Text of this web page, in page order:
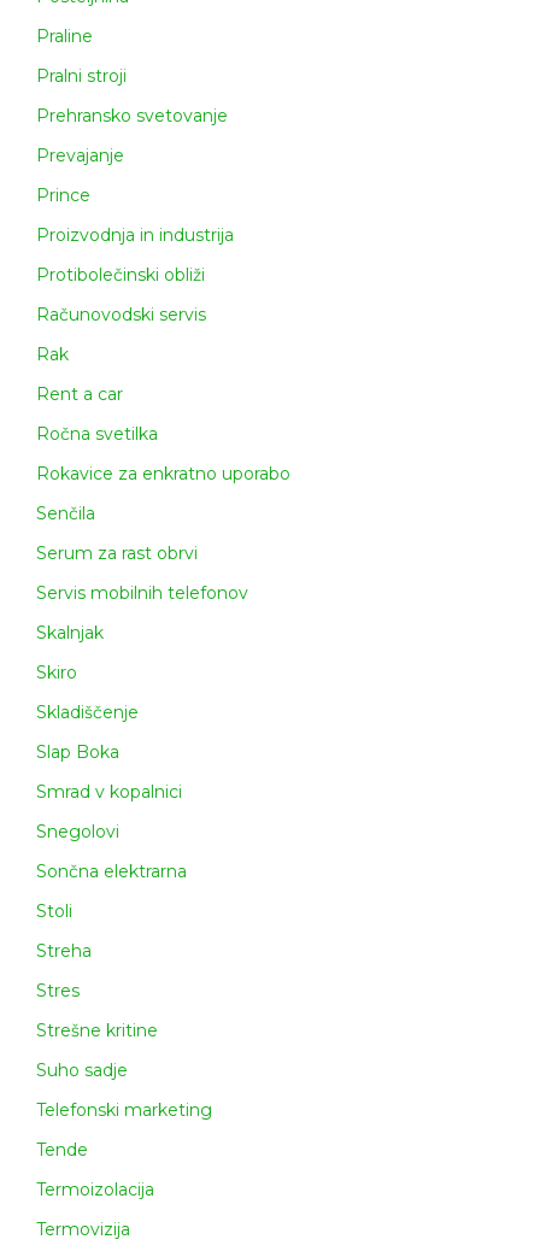
Praline
Pralni stroji
Prehransko svetovanje
Prevajanje
Prince
Proizvodnja in industrija
Protibolečinski obliži
Računovodski servis
Rak
Rent a car
Ročna svetilka
Rokavice za enkratno uporabo
Senčila
Serum za rast obrvi
Servis mobilnih telefonov
Skalnjak
Skiro
Skladiščenje
Slap Boka
Smrad v kopalnici
Snegolovi
Sončna elektrarna
Stoli
Streha
Stres
Strešne kritine
Suho sadje
Telefonski marketing
Tende
Termoizolacija
Termovizija